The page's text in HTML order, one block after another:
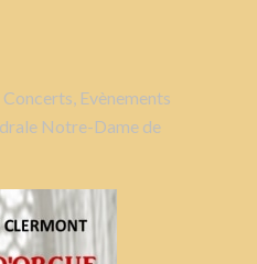
Concerts Evènements
Notre-Dame de